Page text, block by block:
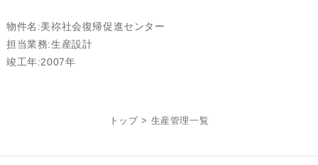
物件名:美祢社会復帰促進センター
担当業務:生産設計
竣工年:2007年
トップ > 生産管理一覧